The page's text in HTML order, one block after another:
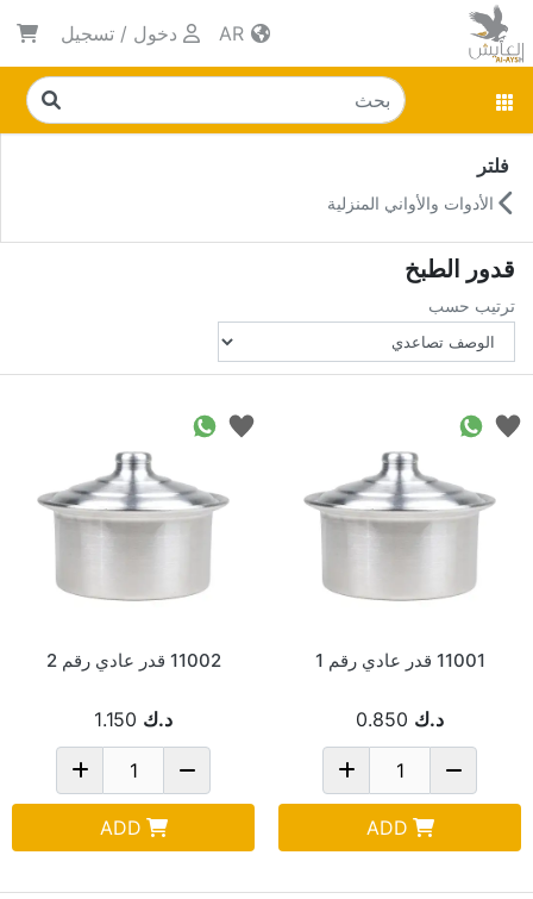
دخول / تسجيل
فلتر
الأدوات والأواني المنزلية
قدور الطبخ
ترتيب حسب
11001 قدر عادي رقم 1
د.ك 0.850
ADD
11002 قدر عادي رقم 2
د.ك 1.150
ADD